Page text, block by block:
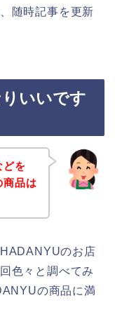
随時記事を更新
いいです
どを
品は
のお店
色々と調べてみ
の商品に満